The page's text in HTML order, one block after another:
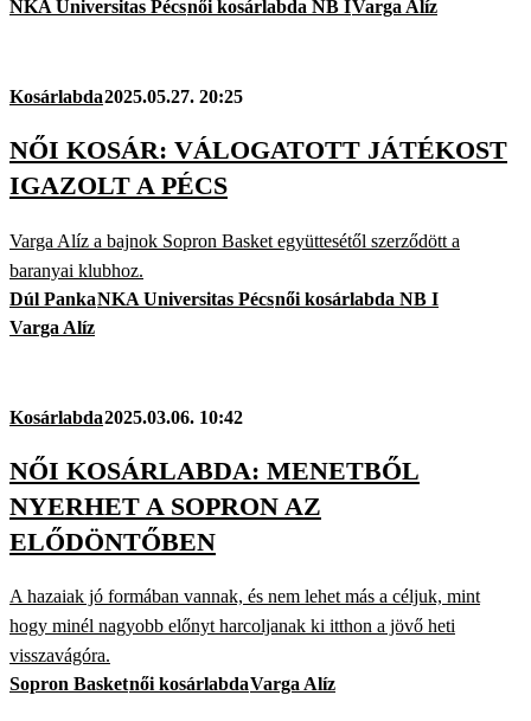
NKA Universitas Pécsnői kosárlabda NB IVarga Alíz
Kosárlabda2025.05.27. 20:25
NŐI KOSÁR: VÁLOGATOTT JÁTÉKOST
IGAZOLT A PÉCS
Varga Alíz a bajnok Sopron Basket együttesétől szerződött a
baranyai klubhoz.
Dúl PankaNKA Universitas Pécsnői kosárlabda NB I
Varga Alíz
Kosárlabda2025.03.06. 10:42
NŐI KOSÁRLABDA: MENETBŐL
NYERHET A SOPRON AZ
ELŐDÖNTŐBEN
A hazaiak jó formában vannak, és nem lehet más a céljuk, mint
hogy minél nagyobb előnyt harcoljanak ki itthon a jövő heti
visszavágóra.
Sopron Basketnői kosárlabdaVarga Alíz